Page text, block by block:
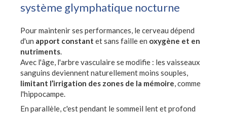
système glymphatique nocturne
Pour maintenir ses performances, le cerveau dépend
d'un apport constant et sans faille en oxygène et en
nutriments.
Avec l'âge, l'arbre vasculaire se modifie : les vaisseaux
sanguins deviennent naturellement moins souples,
limitant l’irrigation des zones de la mémoire, comme
l'hippocampe.
En parallèle, c'est pendant le sommeil lent et profond